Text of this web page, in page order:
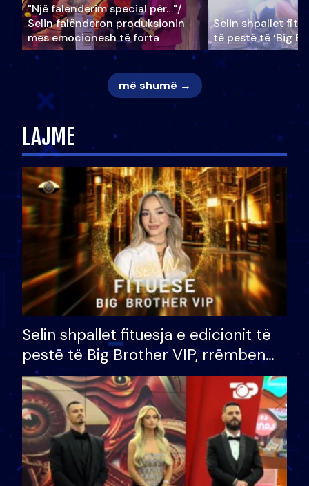
"Një falenderim special për…"/
Selin falënderon produksionin
mes emocionesh të forta
Selin shpallet
të pestë të ‘Big
më shumë →
LAJME
Selin shpallet fituesja e edicionit të
pestë të Big Brother VIP, rrëmben
çmimin e madh prej 100 mijë eurosh